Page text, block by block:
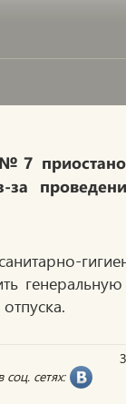
сетях: